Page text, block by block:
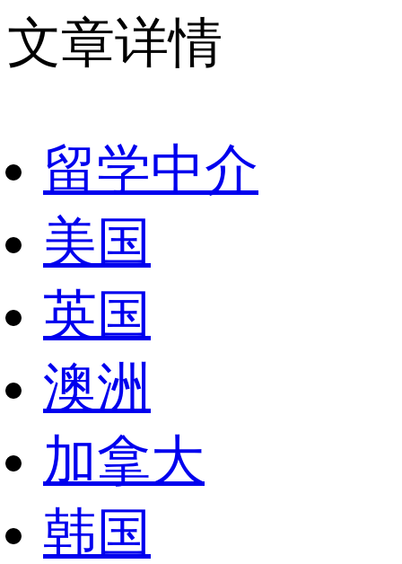
文章详情
留学中介
美国
英国
澳洲
加拿大
韩国